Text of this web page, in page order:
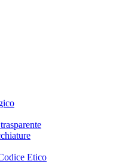
Etico